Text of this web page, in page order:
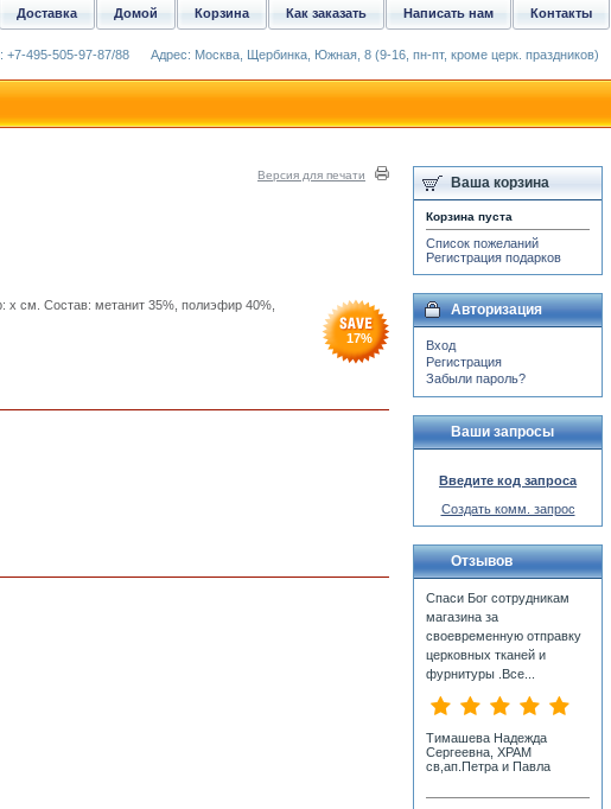
Версия для печати
x см. Состав: метанит 35%, полиэфир 40%,
17%
Ваша корзина
Корзина пуста
Список пожеланий
Регистрация подарков
Авторизация
Вход
Регистрация
Забыли пароль?
Ваши запросы
Введите код запроса
Создать комм. запрос
Отзывов
Спаси Бог сотрудникам
магазина за
своевременную отправку
церковных тканей и
фурнитуры .Все...
Тимашева Надежда
Сергеевна, ХРАМ
св,ап.Петра и Павла
Контакты
Написать нам
Как заказать
Корзина
Домой
Доставка
+7-495-505-97-87/88 Адрес: Москва, Щербинка, Южная, 8 (9-16, пн-пт, кроме церк. праздников)